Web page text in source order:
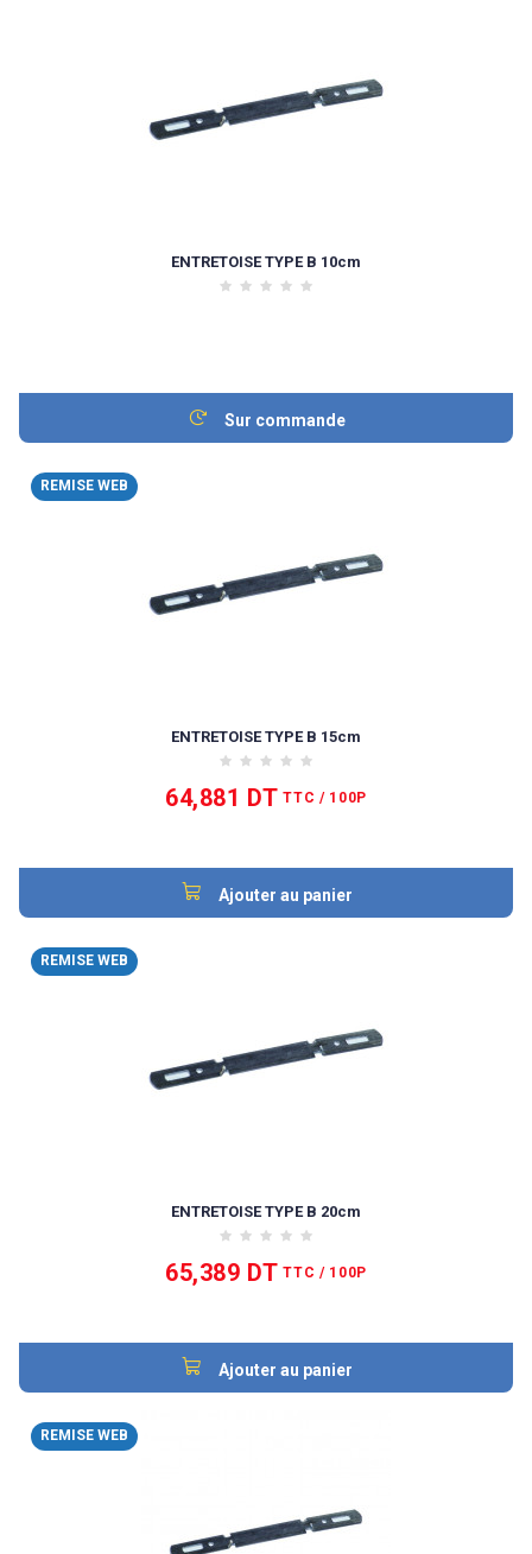
ENTRETOISE TYPE B 10cm
Sur commande
REMISE WEB
ENTRETOISE TYPE B 15cm
64,881 DT TTC / 100P
Ajouter au panier
REMISE WEB
ENTRETOISE TYPE B 20cm
65,389 DT TTC / 100P
Ajouter au panier
REMISE WEB